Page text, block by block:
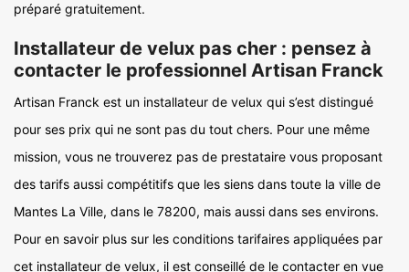
préparé gratuitement.
Installateur de velux pas cher : pensez à
contacter le professionnel Artisan Franck
Artisan Franck est un installateur de velux qui s’est distingué
pour ses prix qui ne sont pas du tout chers. Pour une même
mission, vous ne trouverez pas de prestataire vous proposant
des tarifs aussi compétitifs que les siens dans toute la ville de
Mantes La Ville, dans le 78200, mais aussi dans ses environs.
Pour en savoir plus sur les conditions tarifaires appliquées par
cet installateur de velux, il est conseillé de le contacter en vue